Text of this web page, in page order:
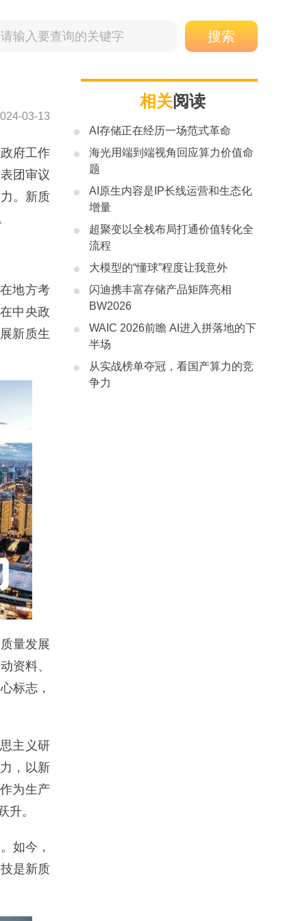
03-13
府工作
团审议
。新质
地方考
中央政
新质生
量发展
资料、
标志，
主义研
，以新
为生产
升。
如今，
是新质
相关阅读
AI存储正在经历一场范式革命
海光用端到端视角回应算力价值命
题
AI原生内容是IP长线运营和生态化
增量
超聚变以全栈布局打通价值转化全
流程
大模型的“懂球”程度让我意外
闪迪携丰富存储产品矩阵亮相
BW2026
WAIC 2026前瞻 AI进入拼落地的下
半场
从实战榜单夺冠，看国产算力的竞
争力